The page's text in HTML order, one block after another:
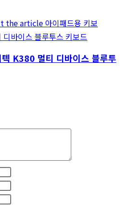
K380 멀티 디바이스 블루투